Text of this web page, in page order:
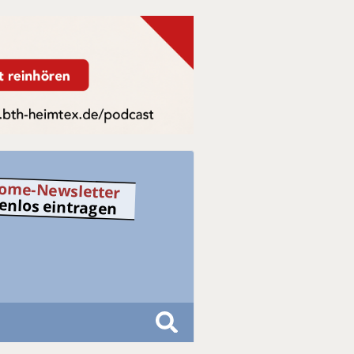
Newsletter
eintragen
S